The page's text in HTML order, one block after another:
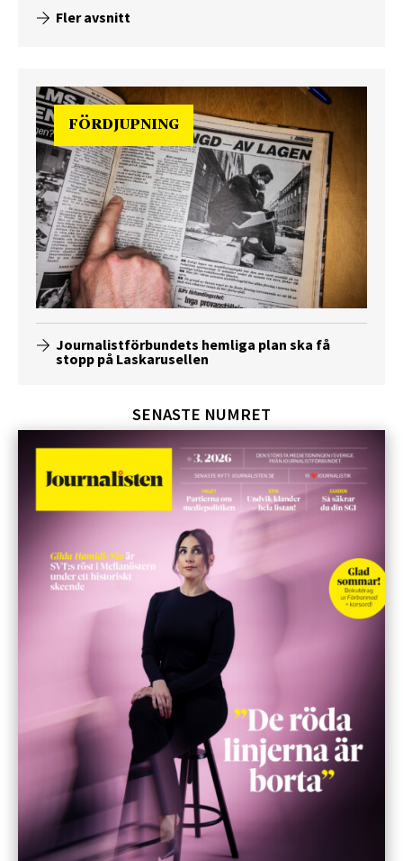
Fler avsnitt
FÖRDJUPNING
Journalistförbundets hemliga plan ska få
stopp på Laskarusellen
SENASTE NUMRET